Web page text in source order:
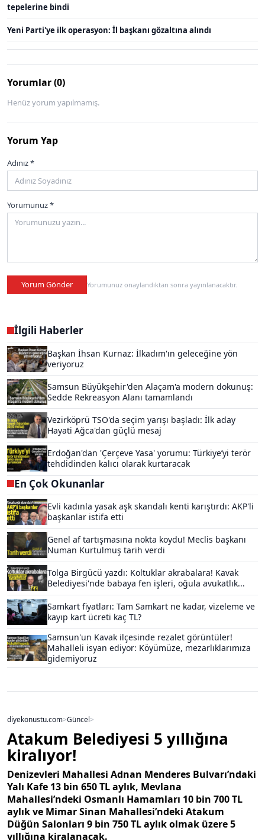
tepelerine bindi
Yeni Parti'ye ilk operasyon: İl başkanı gözaltına alındı
Yorumlar (0)
Henüz yorum yapılmamış.
Yorum Yap
Adınız *
Yorumunuz *
Yorum Gönder Yorumunuz onaylandıktan sonra yayınlanacaktır.
İlgili Haberler
Başkan İhsan Kurnaz: İlkadım'ın geleceğine yön
veriyoruz
Samsun Büyükşehir'den Alaçam'a modern dokunuş:
Sedde Rekreasyon Alanı tamamlandı
Vezirköprü TSO'da seçim yarışı başladı: İlk aday
Hayati Ağca'dan güçlü mesaj
Erdoğan'dan 'Çerçeve Yasa' yorumu: Türkiye’yi terör
tehdidinden kalıcı olarak kurtaracak
En Çok Okunanlar
Evli kadınla yasak aşk skandalı kenti karıştırdı: AKP'li
başkanlar istifa etti
Genel af tartışmasına nokta koydu! Meclis başkanı
Numan Kurtulmuş tarih verdi
Tolga Birgücü yazdı: Koltuklar akrabalara! Kavak
Belediyesi'nde babaya fen işleri, oğula avukatlık...
Samkart fiyatları: Tam Samkart ne kadar, vizeleme ve
kayıp kart ücreti kaç TL?
Samsun'un Kavak ilçesinde rezalet görüntüler!
Mahalleli isyan ediyor: Köyümüze, mezarlıklarımıza
gidemiyoruz
diyekonustu.com>Güncel>
Atakum Belediyesi 5 yıllığına
kiralıyor!
Denizevleri Mahallesi Adnan Menderes Bulvarı’ndaki
Yalı Kafe 13 bin 650 TL aylık, Mevlana
Mahallesi’ndeki Osmanlı Hamamları 10 bin 700 TL
aylık ve Mimar Sinan Mahallesi’ndeki Atakum
Düğün Salonları 9 bin 750 TL aylık olmak üzere 5
yıllığına kiralanacak.